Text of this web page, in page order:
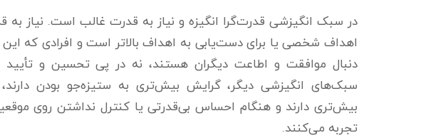
در سبک انگیزشی قدرت‌گرا انگیزه و نیاز به قدرت غالب است. نیاز به
اهداف شخصی یا برای دست‌یابی به اهداف بالاتر است و افرادی که
دنبال موافقت و اطاعت دیگران هستند، نه در پی تحسین و تأیید
سبک‌های انگیزشی دیگر، گرایش بیش‌تری به ستیزه‌جو بودن
بیش‌تری دارند و هنگام احساس بی‌قدرتی یا کنترل نداشتن روی
تجربه می‌کنند.